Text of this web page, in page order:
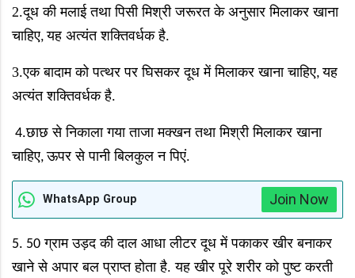
2.दूध की मलाई तथा पिसी मिश्री जरूरत के अनुसार मिलाकर खाना
चाहिए,यह अत्यंत शक्तिवर्धक है.
3.एक बादाम को पत्थर पर घिसकर दूध में मिलाकर खाना चाहिए,यह
अत्यंत शक्तिवर्धक है.
4.छाछ से निकाला गया ताजा मक्खन तथा मिश्री मिलाकर खाना
चाहिए,ऊपर से पानी बिलकुल न पिएं.
WhatsApp Group Join Now
5. 50 ग्राम उड़द की दाल आधा लीटर दूध में पकाकर खीर बनाकर
खाने से अपार बल प्राप्त होता है. यह खीर पूरे शरीर को पुष्ट करती